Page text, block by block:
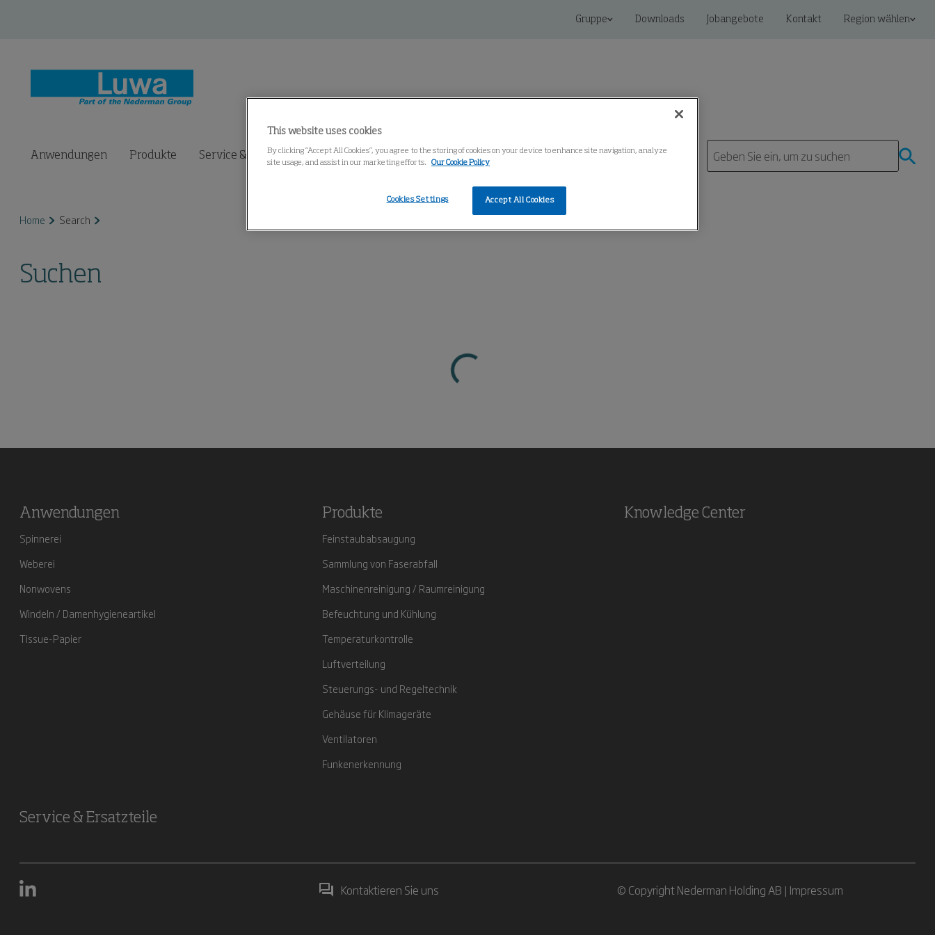
Gruppe Downloads Jobangebote Kontakt Region wählen
Anwendungen Produkte Service & Ersatzteile Knowledge Center
Home Search
Suchen
Anwendungen
Spinnerei
Weberei
Nonwovens
Windeln / Damenhygieneartikel
Tissue-Papier
Produkte
Feinstaubabsaugung
Sammlung von Faserabfall
Maschinenreinigung / Raumreinigung
Befeuchtung und Kühlung
Temperaturkontrolle
Luftverteilung
Steuerungs- und Regeltechnik
Gehäuse für Klimageräte
Ventilatoren
Funkenerkennung
Knowledge Center
Service & Ersatzteile
Kontaktieren Sie uns © Copyright Nederman Holding AB | Impressum
This website uses cookies
By clicking “Accept All Cookies”, you agree to the storing of cookies on your device to enhance site navigation, analyze
site usage, and assist in our marketing efforts.
Our Cookie Policy
Accept All Cookies
Cookies Settings